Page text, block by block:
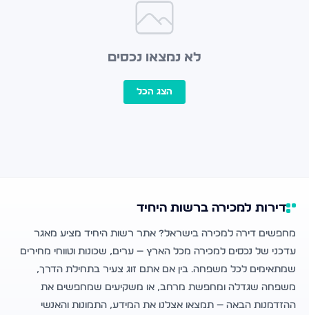
לא נמצאו נכסים
הצג הכל
דירות למכירה ברשות היחיד
מחפשים דירה למכירה בישראל? אתר רשות היחיד מציע מאגר
עדכני של נכסים למכירה מכל הארץ — ערים, שכונות וטווחי מחירים
שמתאימים לכל משפחה. בין אם אתם זוג צעיר בתחילת הדרך,
משפחה שגדלה ומחפשת מרחב, או משקיעים שמחפשים את
ההזדמנות הבאה — תמצאו אצלנו את המידע, התמונות והאנשי